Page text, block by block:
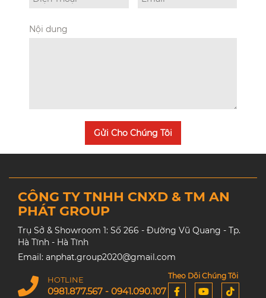
Nội dung
Gửi Cho Chúng Tôi
CÔNG TY TNHH CNXD & TM AN
PHÁT GROUP
Trụ Sở & Showroom 1: Số 266 - Đường Vũ Quang - Tp.
Hà Tĩnh - Hà Tĩnh
Email: anphat.group2020@gmail.com
HOTLINE
0981.877.567 - 0941.090.107
Theo Dõi Chúng Tôi